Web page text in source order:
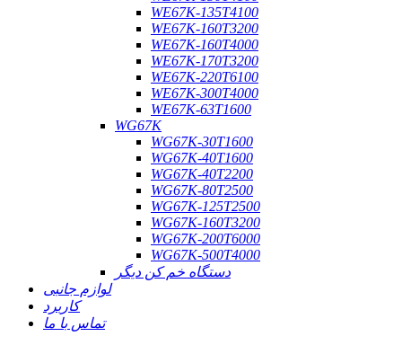
WE67K-135T4100
WE67K-160T3200
WE67K-160T4000
WE67K-170T3200
WE67K-220T6100
WE67K-300T4000
WE67K-63T1600
WG67K
WG67K-30T1600
WG67K-40T1600
WG67K-40T2200
WG67K-80T2500
WG67K-125T2500
WG67K-160T3200
WG67K-200T6000
WG67K-500T4000
دستگاه خم کن دیگر
لوازم جانبی
کاربرد
تماس با ما